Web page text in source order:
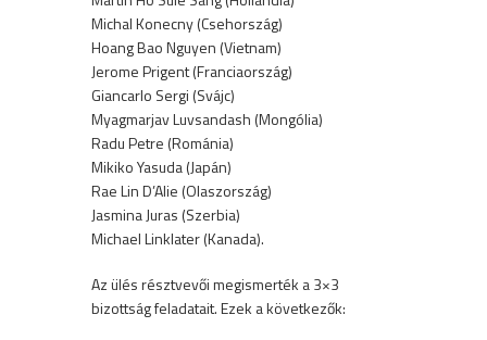
Michal Konecny (Csehország)
Hoang Bao Nguyen (Vietnam)
Jerome Prigent (Franciaország)
Giancarlo Sergi (Svájc)
Myagmarjav Luvsandash (Mongólia)
Radu Petre (Románia)
Mikiko Yasuda (Japán)
Rae Lin D’Alie (Olaszország)
Jasmina Juras (Szerbia)
Michael Linklater (Kanada).
Az ülés résztvevői megismerték a 3×3
bizottság feladatait. Ezek a következők: